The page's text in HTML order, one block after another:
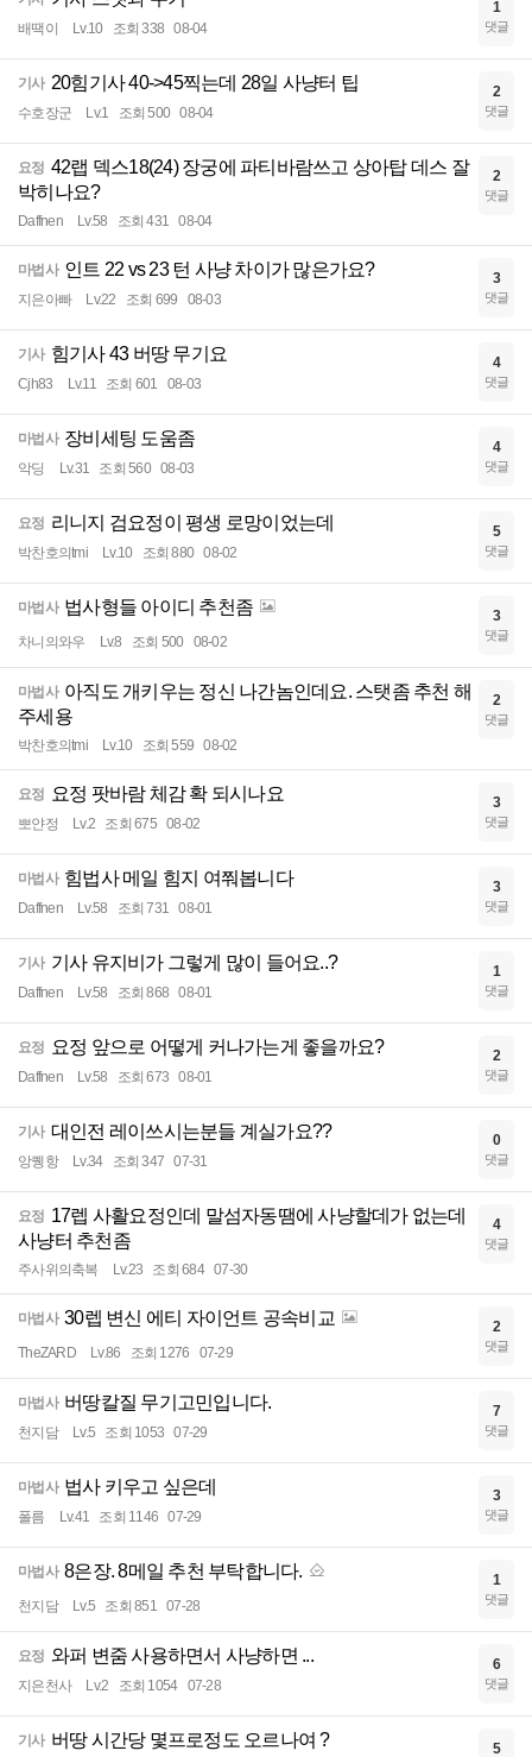
배땍이 Lv.10 조회 338 08-04
1
댓글
기사 20힘기사 40->45찍는데 28일 사냥터 팁
수호장군 Lv.1 조회 500 08-04
2
댓글
요정 42랩 덱스18(24) 장궁에 파티바람쓰고 상아탑 데스 잘
박히나요?
Daffnen Lv.58 조회 431 08-04
2
댓글
마법사 인트 22 vs 23 턴 사냥 차이가 많은가요?
지은아빠 Lv.22 조회 699 08-03
3
댓글
기사 힘기사 43 버땅 무기요
Cjh83 Lv.11 조회 601 08-03
4
댓글
마법사 장비세팅 도움좀
악딩 Lv.31 조회 560 08-03
4
댓글
요정 리니지 검요정이 평생 로망이었는데
박찬호의tmi Lv.10 조회 880 08-02
5
댓글
마법사 법사형들 아이디 추천좀
차니의와우 Lv.8 조회 500 08-02
3
댓글
마법사 아직도 개키우는 정신 나간놈인데요. 스탯좀 추천 해
주세용
박찬호의tmi Lv.10 조회 559 08-02
2
댓글
요정 요정 팟바람 체감 확 되시나요
뽀얀정 Lv.2 조회 675 08-02
3
댓글
마법사 힘법사 메일 힘지 여쭤봅니다
Daffnen Lv.58 조회 731 08-01
3
댓글
기사 기사 유지비가 그렇게 많이 들어요..?
Daffnen Lv.58 조회 868 08-01
1
댓글
요정 요정 앞으로 어떻게 커나가는게 좋을까요?
Daffnen Lv.58 조회 673 08-01
2
댓글
기사 대인전 레이쓰시는분들 계실가요??
앙퀭항 Lv.34 조회 347 07-31
0
댓글
요정 17렙 사활요정인데 말섬자동땜에 사냥할데가 없는데
사냥터 추천좀
주사위의축복 Lv.23 조회 684 07-30
4
댓글
마법사 30렙 변신 에티 자이언트 공속비교
TheZARD Lv.86 조회 1276 07-29
2
댓글
마법사 버땅칼질 무기고민입니다.
천지담 Lv.5 조회 1053 07-29
7
댓글
마법사 법사 키우고 싶은데
폴름 Lv.41 조회 1146 07-29
3
댓글
마법사 8은장. 8메일 추천 부탁합니다.
천지담 Lv.5 조회 851 07-28
1
댓글
요정 와퍼 변줌 사용하면서 사냥하면 ...
지은천사 Lv.2 조회 1054 07-28
6
댓글
기사 버땅 시간당 몇프로정도 오르나여 ? 5